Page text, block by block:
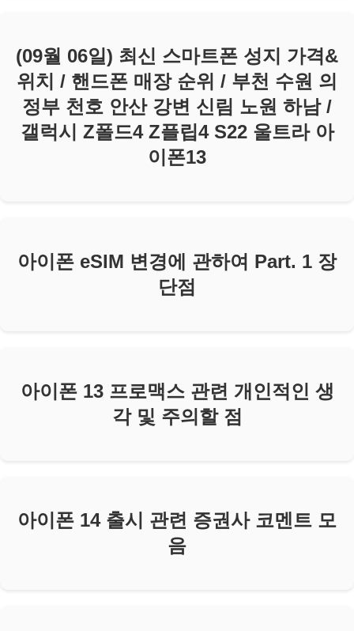
(09월 06일) 최신 스마트폰 성지 가격&
위치 / 핸드폰 매장 순위 / 부천 수원 의
정부 천호 안산 강변 신림 노원 하남 /
갤럭시 Z폴드4 Z플립4 S22 울트라 아
이폰13
아이폰 eSIM 변경에 관하여 Part. 1 장
단점
아이폰 13 프로맥스 관련 개인적인 생
각 및 주의할 점
아이폰 14 출시 관련 증권사 코멘트 모
음